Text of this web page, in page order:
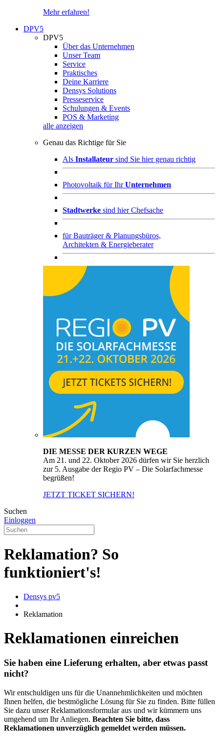
Mehr erfahren!
DPV5
DPV5
Über das Unternehmen
Unser Team
Service
Praktisches
Deine Karriere
Densys Solutions
Presseservice
Schulungen & Events
POS & Marketing
alle anzeigen
Genau das Richtige für Sie
Als Installateur sind Sie hier genau richtig
Photovoltaik für IhrUnternehmen
Stadtwerke sind hier Chefsache
fürBauträger & Planungsbüros,
Architekten & Energieberater
DIE MESSE DER KURZEN WEGE
Am 21. und 22. Oktober 2026 dürfen wir Sie herzlich
zur 5. Ausgabe der Regio PV – Die Solarfachmesse
begrüßen!
JETZT TICKET SICHERN!
Suchen
Einloggen
Reklamation? So
funktioniert's!
Densys pv5
Reklamation
Reklamationen einreichen
Sie haben eine Lieferung erhalten, aber etwas passt
nicht?
Wir entschuldigen uns für die Unannehmlichkeiten und möchten
Ihnen helfen, die bestmögliche Lösung für Sie zu finden. Bitte füllen
Sie dazu unser Reklamationsformular aus und wir kümmern uns
umgehend um Ihr Anliegen. Beachten Sie bitte, dass
Reklamationen unverzüglich gemeldet werden müssen.